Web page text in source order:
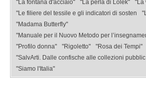
"La fontana d'acciaio"
"La perla di Lolek"
"La
"Le filiere del tessile e gli indicatori di sosten
"Madama Butterfly"
"Manuale per il Nuovo Metodo per
"Profilo donna"
"Rigoletto" "Rosa dei Tempi"
"SalvArti. Dalle confische alle collezioni pubblic
"Siamo l'Italia"